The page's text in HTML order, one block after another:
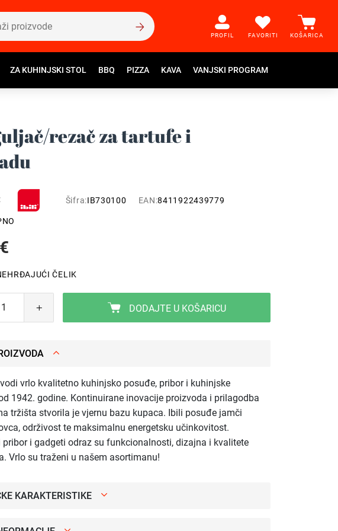
PROFIL FAVORITI KOŠARICA
ZA KUHINJSKI STOL BBQ PIZZA KAVA VANJSKI PROGRAM
rezač za tartufe i
Šifra:IB730100 EAN:8411922439779
ČELIK
DODAJTE U KOŠARICU
vrlo kvalitetno kuhinjsko posuđe, pribor i kuhinjske
1942. godine. Kontinuirane inovacije proizvoda i prilagodba
tržišta stvorila je vjernu bazu kupaca. Ibili posuđe jamči
održivost te maksimalnu energetsku učinkovitost.
pribor i gadgeti odraz su funkcionalnosti, dizajna i kvalitete
Vrlo su traženi u našem asortimanu!
KARAKTERISTIKE